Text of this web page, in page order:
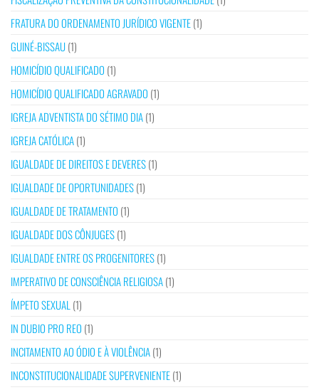
FRATURA DO ORDENAMENTO JURÍDICO VIGENTE(1)
GUINÉ-BISSAU(1)
HOMICÍDIO QUALIFICADO (1)
HOMICÍDIO QUALIFICADO AGRAVADO (1)
IGREJA ADVENTISTA DO SÉTIMO DIA(1)
IGREJA CATÓLICA(1)
IGUALDADE DE DIREITOS E DEVERES(1)
IGUALDADE DE OPORTUNIDADES(1)
IGUALDADE DE TRATAMENTO (1)
IGUALDADE DOS CÔNJUGES(1)
IGUALDADE ENTRE OS PROGENITORES(1)
IMPERATIVO DE CONSCIÊNCIA RELIGIOSA(1)
ÍMPETO SEXUAL(1)
IN DUBIO PRO REO (1)
INCITAMENTO AO ÓDIO E À VIOLÊNCIA(1)
INCONSTITUCIONALIDADE SUPERVENIENTE(1)